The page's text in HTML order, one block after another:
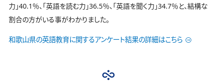
力」40.1％、「英語を読む力」36.5％、「英語を聞く力」34.7％と、結構な
割合の方がいる事がわかりました。
和歌山県の英語教育に関するアンケート結果の詳細はこちら